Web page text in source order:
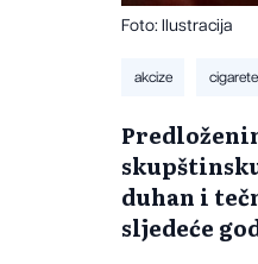
Foto: Ilustracija
akcize cigarete
duhan i
sljedeće